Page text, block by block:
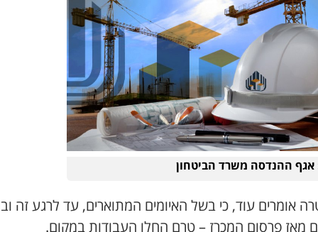
אגף ההנדסה משרד הביטחון
אומרים עוד, כי בשל האיומים המתוארים, עד לרגע זה
מאז פרסום המכרז – טרם החלו העבודות במקום.